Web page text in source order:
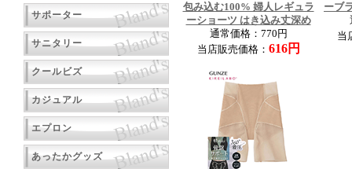
サポーター
サニタリー
クールビズ
カジュアル
エプロン
あったかグッズ
包み込む100% 婦人レギュラ
ーショーツ はき込み丈深め
通常価格：770円
当店販売価格： 616円
ーブ
当